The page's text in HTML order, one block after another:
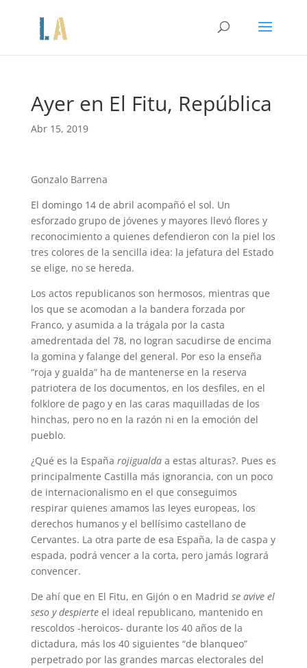
Ayer en El Fitu, República
Abr 15, 2019
Gonzalo Barrena
El domingo 14 de abril acompañó el sol. Un
esforzado grupo de jóvenes y mayores llevó flores y
reconocimiento a quienes defendieron con la piel los
tres colores de la sencilla idea: la jefatura del Estado
se elige, no se hereda.
Los actos republicanos son hermosos, mientras que
los que se acomodan a la bandera forzada por
Franco, y asumida a la trágala por la casta
amedrentada del 78, no logran sacudirse de encima
la gomina y falange del general. Por eso la enseña
“roja y gualda” ha de mantenerse en la reserva
patriotera de los documentos, en los desfiles, en el
folklore de pago y en las caras maquilladas de los
hinchas, pero no en la razón ni en la emoción del
pueblo.
¿Qué es la España rojigualdaa estas alturas?. Pues es
principalmente Castilla más ignorancia, con un poco
de internacionalismo en el que conseguimos
respirar quienes amamos las leyes europeas, los
derechos humanos y el bellísimo castellano de
Cervantes. La otra parte de esa España, la de caspa y
espada, podrá vencer a la corta, pero jamás logrará
convencer.
De ahí que en El Fitu, en Gijón o en Madrid se avive el
seso y despierteel ideal republicano, mantenido en
rescoldos -heroicos- durante los 40 años de la
dictadura, más los 40 siguientes “de blanqueo”
perpetrado por las grandes marcas electorales del